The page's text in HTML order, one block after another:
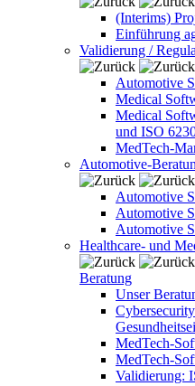
(Interims)
Einführung
Validierung /
Automotive
Medical
Medical
und ISO
MedTech-
Automotive-
Automotive
Automotive
Automotive
Healthcare- und
Beratung
Unser
MedTech-
MedTech-
Validierung: